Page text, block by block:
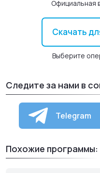
сообщения. Все
сохраненные переписки
прослушать в любой
покопаться в
Официальная
Скачать
Выберите
Следите за нами в
Telegram
Похожие программы: